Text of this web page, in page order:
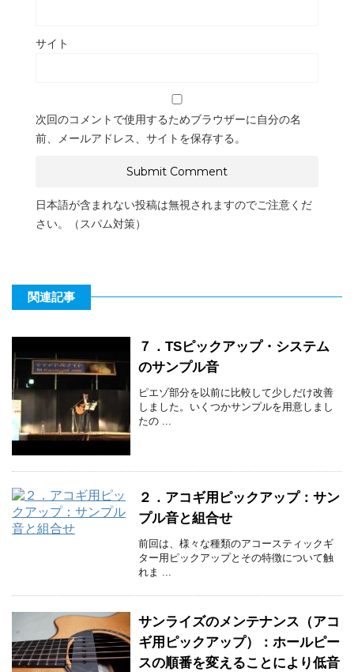
サイト
次回のコメントで使用するためブラウザーに自分の名
前、メールアドレス、サイトを保存する。
日本語が含まれない投稿は無視されますのでご注意くだ
さい。（スパム対策）
関連記事
７．TSピックアップ・システム
のサンプル音
ピエゾ部分を以前に比較して少しだけ改善
しました。いくつかサンプルを用意しまし
たの ...
２．アコギ用ピックアップ：サン
プル音と組合せ
前回は、様々な種類のアコースティックギ
ター用ピックアップとその特徴について触
れま ...
サンライズのメンテナンス（アコ
ギ用ピックアップ）：ホールピー
スの順番を変えることにより低音